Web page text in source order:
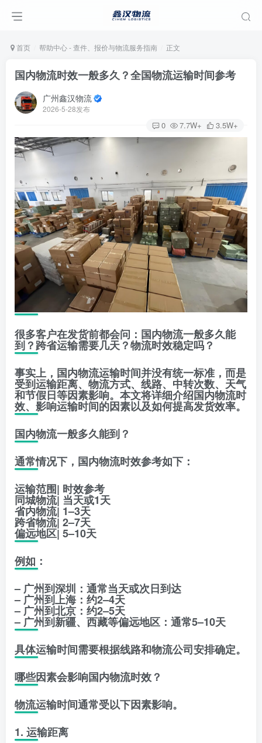
首页 帮助中心 - 查件、报价与物流服务指南 正文
国内物流时效一般多久？全国物流运输时间参考
广州鑫汉物流
2026-5-28发布
0 7.7W+ 3.5W+
很多客户在发货前都会问：国内物流一般多久能
到？跨省运输需要几天？物流时效稳定吗？
事实上，国内物流运输时间并没有统一标准，而是
受到运输距离、物流方式、线路、中转次数、天气
和节假日等因素影响。本文将详细介绍国内物流时
效、影响运输时间的因素以及如何提高发货效率。
国内物流一般多久能到？
通常情况下，国内物流时效参考如下：
运输范围| 时效参考
同城物流| 当天或1天
省内物流| 1–3天
跨省物流| 2–7天
偏远地区| 5–10天
例如：
– 广州到深圳：通常当天或次日到达
– 广州到上海：约2–4天
– 广州到北京：约2–5天
– 广州到新疆、西藏等偏远地区：通常5–10天
具体运输时间需要根据线路和物流公司安排确定。
哪些因素会影响国内物流时效？
物流运输时间通常受以下因素影响。
1. 运输距离